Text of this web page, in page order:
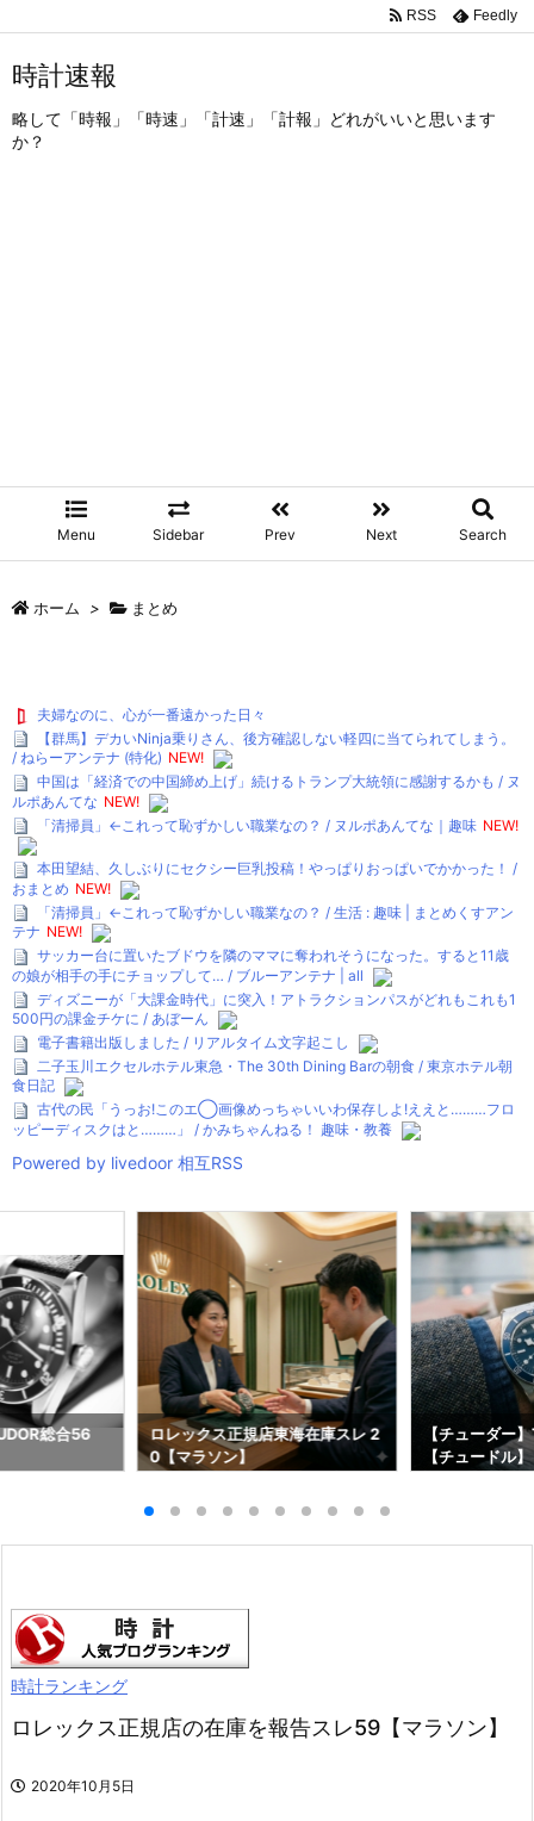
時計速報
略して「時報」「時速」「計速」「計報」どれがいいと思います
か？
Menu Sidebar Prev Next Search
RSS Feedly
ホーム > まとめ
夫婦なのに、心が一番遠かった日々
【群馬】デカいNinja乗りさん、後方確認しない軽四に当てられてしまう。
/ ねらーアンテナ (特化) NEW!
中国は「経済での中国締め上げ」続けるトランプ大統領に感謝するかも / ヌ
ルポあんてな NEW!
「清掃員」←これって恥ずかしい職業なの？ / ヌルポあんてな｜趣味 NEW!
本田望結、久しぶりにセクシー巨乳投稿！やっぱりおっぱいでかかった！ /
おまとめ NEW!
「清掃員」←これって恥ずかしい職業なの？ / 生活 : 趣味 | まとめくすアン
テナ NEW!
サッカー台に置いたブドウを隣のママに奪われそうになった。すると11歳
の娘が相手の手にチョップして… / ブルーアンテナ | all
ディズニーが「大課金時代」に突入！アトラクションパスがどれもこれも1
500円の課金チケに / あぼーん
電子書籍出版しました / リアルタイム文字起こし
二子玉川エクセルホテル東急・The 30th Dining Barの朝食 / 東京ホテル朝
食日記
古代の民「うっお!このエ◯画像めっちゃいいわ保存しよ!ええと………フロ
ッピーディスクはと………」 / かみちゃんねる！ 趣味・教養
Powered by livedoor 相互RSS
総合56
ロレックス正規店東海在庫スレ 2
0【マラソン】
【チューダー
【チュードル】
時計ランキング
ロレックス正規店の在庫を報告スレ59【マラソン】
2020年10月5日